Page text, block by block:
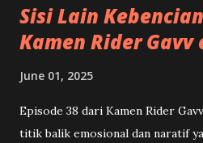
Sisi Lain
Kamen Rider Gavv
June 01, 2025
Episode 38 dari Kamen Rider
titik balik emosional dan naratif